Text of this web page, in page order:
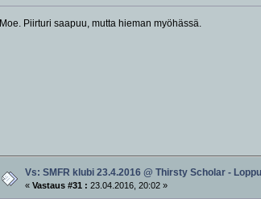
Moe. Piirturi saapuu, mutta hieman myöhässä.
Vs: SMFR klubi 23.4.2016 @ Thirsty Scholar -
«Vastaus #31 : 23.04.2016, 20:02 »